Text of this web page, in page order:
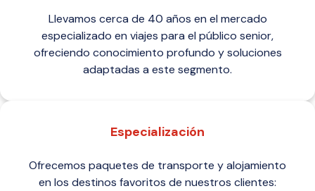
Llevamos cerca de 40 años en el mercado
especializado en viajes para el público senior,
ofreciendo conocimiento profundo y soluciones
adaptadas a este segmento.
Especialización
Ofrecemos paquetes de transporte y alojamiento
en los destinos favoritos de nuestros clientes: